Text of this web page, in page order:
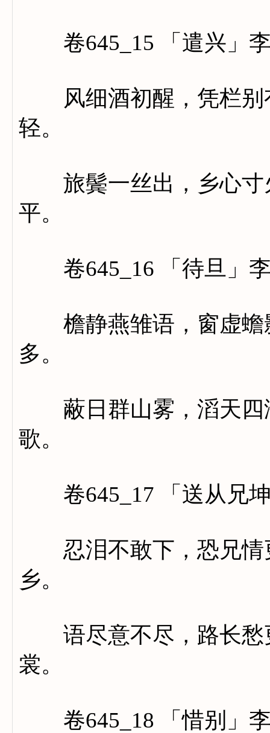
卷645_15 「遣兴」
风细酒初醒，凭栏别
轻。
旅鬓一丝出，乡心寸
平。
卷645_16 「待旦」
檐静燕雏语，窗虚蟾
多。
蔽日群山雾，滔天四
歌。
卷645_17 「送从兄坤
忍泪不敢下，恐兄情
乡。
语尽意不尽，路长愁
裳。
卷645_18 「惜别」